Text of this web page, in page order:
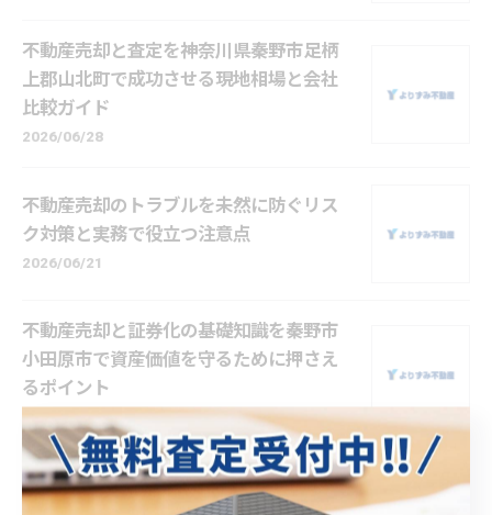
不動産売却と査定を神奈川県秦野市足柄
上郡山北町で成功させる現地相場と会社
比較ガイド
2026/06/28
不動産売却のトラブルを未然に防ぐリス
ク対策と実務で役立つ注意点
2026/06/21
不動産売却と証券化の基礎知識を秦野市
小田原市で資産価値を守るために押さえ
るポイント
2026/06/14
不動産売却で収益分析を活用し利益を最